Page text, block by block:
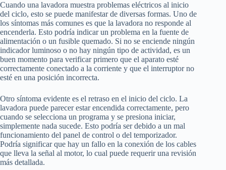
Cuando una lavadora muestra problemas eléctricos al inicio
del ciclo, esto se puede manifestar de diversas formas. Uno de
los síntomas más comunes es que la lavadora no responde al
encenderla. Esto podría indicar un problema en la fuente de
alimentación o un fusible quemado. Si no se enciende ningún
indicador luminoso o no hay ningún tipo de actividad, es un
buen momento para verificar primero que el aparato esté
correctamente conectado a la corriente y que el interruptor no
esté en una posición incorrecta.
Otro síntoma evidente es el retraso en el inicio del ciclo. La
lavadora puede parecer estar encendida correctamente, pero
cuando se selecciona un programa y se presiona iniciar,
simplemente nada sucede. Esto podría ser debido a un mal
funcionamiento del panel de control o del temporizador.
Podría significar que hay un fallo en la conexión de los cables
que lleva la señal al motor, lo cual puede requerir una revisión
más detallada.